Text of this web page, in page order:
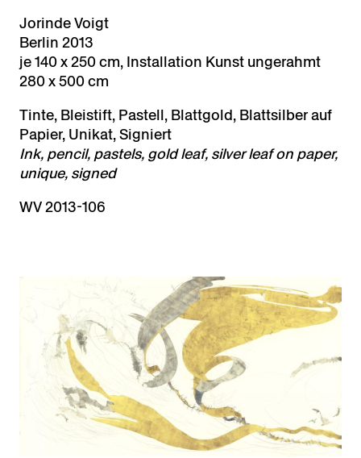
Jorinde Voigt
Berlin 2013
je 140 x 250 cm, Installation Kunst ungerahmt
280 x 500 cm
Tinte, Bleistift, Pastell, Blattgold, Blattsilber auf
Papier, Unikat, Signiert
Ink, pencil, pastels, gold leaf, silver leaf on paper,
unique, signed
WV 2013-106